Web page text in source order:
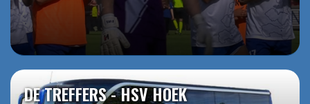
DE TREFFERS - HSV HOEK